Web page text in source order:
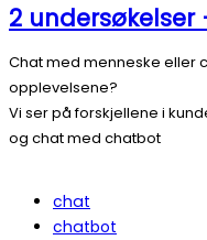
2 undersøkelser
Chat med menneske eller
opplevelsene?
Vi ser på forskjellene i
og chat med chatbot
chat
chatbot